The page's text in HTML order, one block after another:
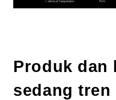
Produk dan
sedang tren